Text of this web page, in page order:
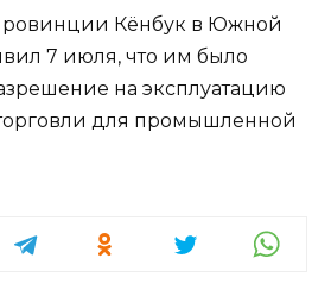
Кёнбук в Южной
7 июля, что им было
на эксплуатацию
для промышленной